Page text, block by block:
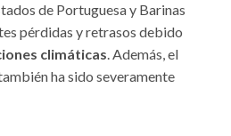
de Portuguesa y Barinas
pérdidas y retrasos debido
climáticas. Además, el
ha sido severamente